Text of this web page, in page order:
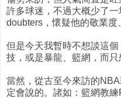
許多球迷，不過大概少了
doubters，懷疑他的敬業度
但是今天我暫時不想談這
技，或是暴龍、籃網，而只
當然，從古至今來訪的
定會說的。諸如：籃網教